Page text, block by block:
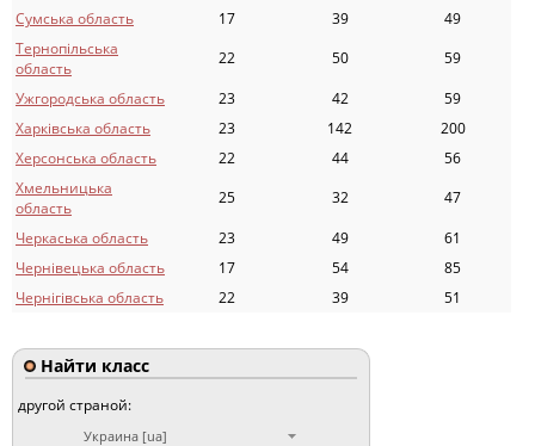
Сумська область
17 39
49
Тернопільська
область
22 50
59
Ужгородська область
23 42
59
Харківська область
23 142
200
Херсонська область
22 44
56
Хмельницька
область
25 32
47
Черкаська область
23 49
61
Чернівецька область
17 54
85
Чернігівська область
22 39 51
Найти класс
другой страной:
Украина [ua]